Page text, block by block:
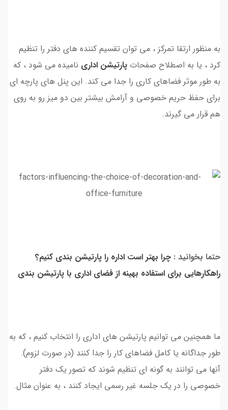
به منظور ارتقا تمرکز ، می توان تقسیم کننده های دفتر را تنظیم
کرد ، یا به اصطلاح صفحات پارتیشن اداری نامیده می شود ، که
به طور موثر فضاهای کاری را جدا می کند. این پنل های پارچه ای
برای حفظ حریم خصوصی و آرامش بیشتر بین دو میز رو به روی
هم قرار می گیرند.
حتما بخوانید : چرا بهتر است اداره را پارتیشن بندی کنیم؟
راهکارهایی برای استفاده بهینه از فضای اداری با پارتیشن بندی
ما همچنین می توانیم پارتیشن های اداری را انتخاب کنیم ، که به
طور جداگانه یا کامل فضاهای کار را جدا کنند (در صورت لزوم).
آنها می توانند به گونه ای تنظیم شوند که تصور یک دفتر
خصوصی را در یک جلسه غیر رسمی ایجاد کنند ، به عنوان مثال.